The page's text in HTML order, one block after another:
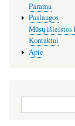
Parama
Paslaugos
Mūsų išleistos
Kontaktai
Apie
Paieška